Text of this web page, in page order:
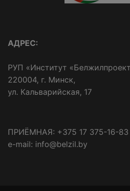
АДРЕС:
РУП «Институт
220004, г. Минск,
ул. Кальварийская, 17
ПРИЁМНАЯ: +375 17 375-16-83
e-mail: info@belzil.by